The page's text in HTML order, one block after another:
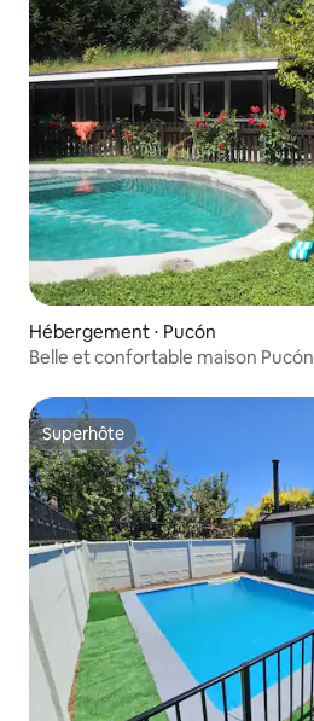
Hébergement ⋅ Pucón
Belle et confortable maison Pucón
Superhôte
Superhôte